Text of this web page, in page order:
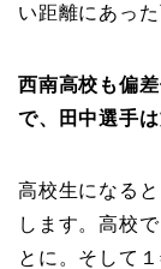
い距離にあっ
西南高校も偏
で、田中選手
高校生になる
します。高校
とに。そして